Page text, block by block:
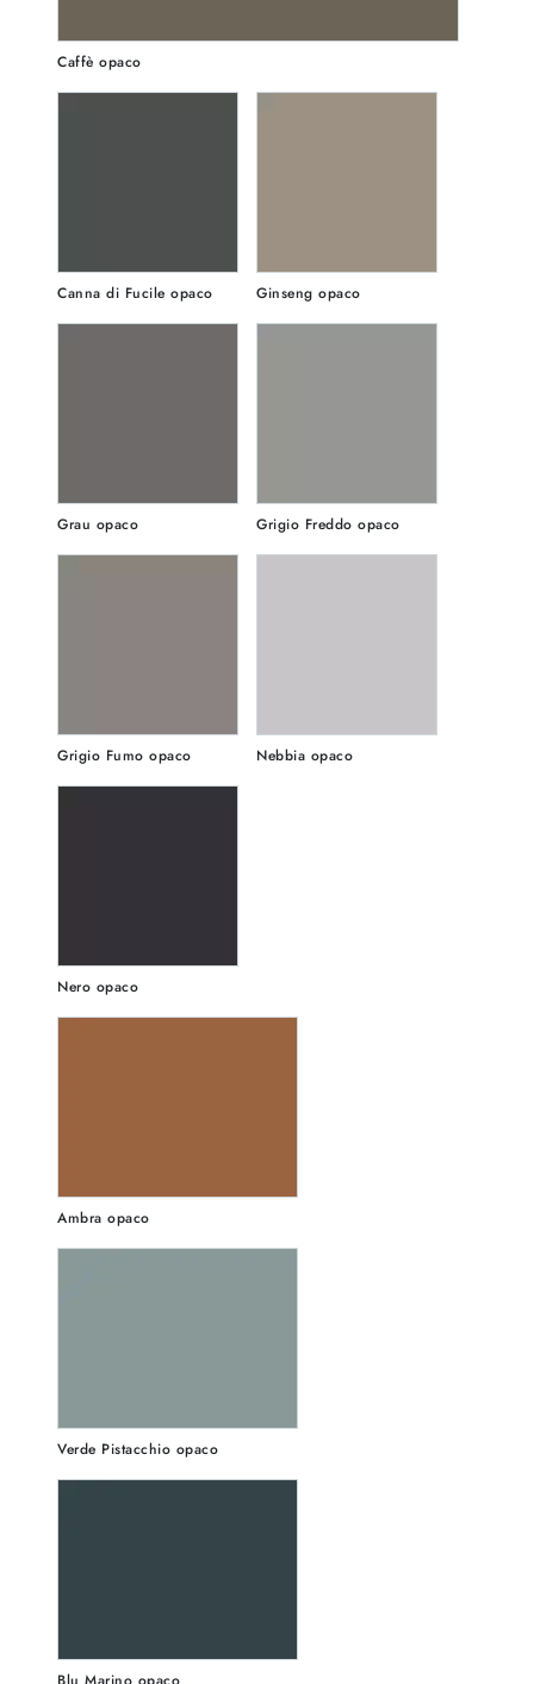
Caffè opaco
Canna di Fucile opaco Ginseng opaco
Grau opaco Grigio Freddo opaco
Grigio Fumo opaco Nebbia opaco
Nero opaco
Ambra opaco
Verde Pistacchio opaco